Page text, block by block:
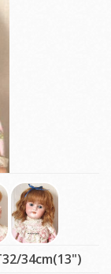
34cm(13")